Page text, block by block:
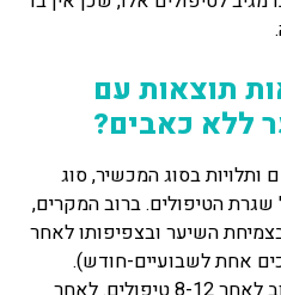
תוצאות עם
ללא כאבים?
בסוג המכשיר, סוג
הטיפולים. ברוב המקרים,
השיער ובצפיפותו לאחר
אחת לשבועיים-חודש).